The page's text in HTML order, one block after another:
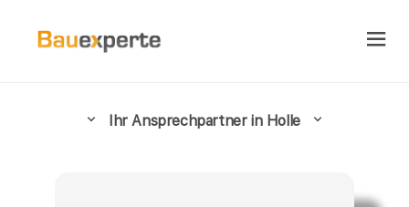
Ihr Ansprechpartner in Holle